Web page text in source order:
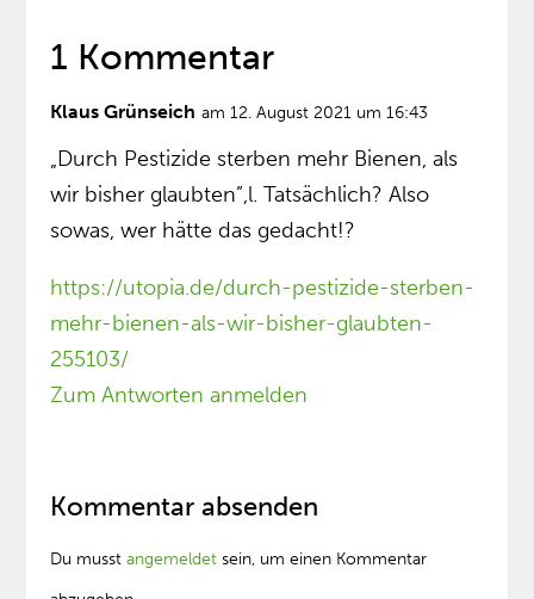
1 Kommentar
Klaus Grünseich am 12. August 2021 um 16:43
„Durch Pestizide sterben mehr Bienen, als
wir bisher glaubten”,l. Tatsächlich? Also
sowas, wer hätte das gedacht!?
https://utopia.de/durch-pestizide-sterben-
mehr-bienen-als-wir-bisher-glaubten-
255103/
Zum Antworten anmelden
Kommentar absenden
Du musstangemeldet sein, um einen Kommentar